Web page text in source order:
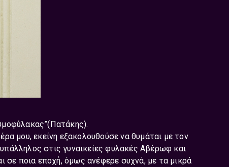
μου, εκείνη εξακολουθούσε να θυμάται με τον
στις γυναικείες φυλακές Αβέρωφ και
σε ποια εποχή, όμως ανέφερε συχνά, με τα μικρά